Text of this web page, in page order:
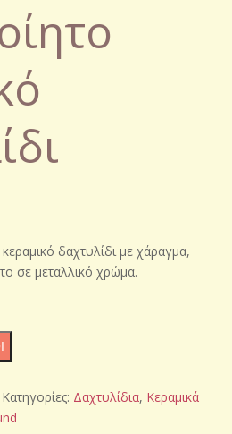
δαχτυλίδι με χάραγμα,
σε μεταλλικό χρώμα.
Κατηγορίες: Δαχτυλίδια, Κεραμικά